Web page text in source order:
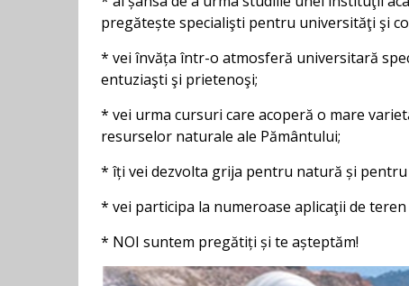
pregătește specialişti pentru universităţi şi
* vei învăța într-o atmosferă universitară
entuziaşti şi prietenoşi;
* vei urma cursuri care acoperă o mare
resurselor naturale ale Pământului;
* îți vei dezvolta grija pentru natură și
* vei participa la numeroase aplicaţii de
* NOI suntem pregătiți și te așteptăm!